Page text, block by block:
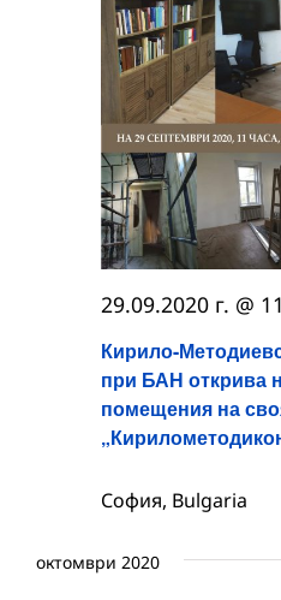
Кирило-
при БАН открива
помещения на
29.09.2020 г. @
София, Bulgaria
октомври 2020